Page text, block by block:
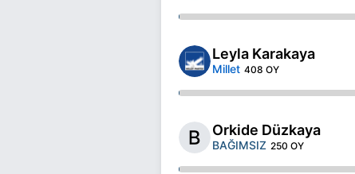
Leyla Karakaya
Millet 408 OY
Orkide Düzkaya
BAĞIMSIZ 250 OY